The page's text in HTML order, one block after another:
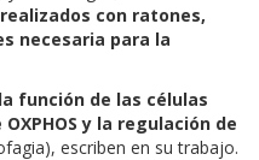
con ratones,
necesaria para la
función de las células
y la regulación de
escriben en su trabajo.